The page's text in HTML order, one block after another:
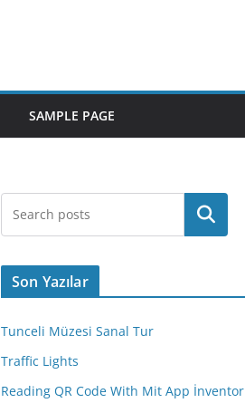
SAMPLE PAGE
Ara
Son Yazılar
Tunceli Müzesi Sanal Tur
Traffic Lights
Reading QR Code With Mit App İnventor